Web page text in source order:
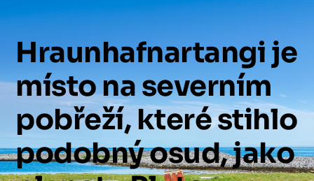
Hraunhafnartangije
místonaseverním
pobřeží,kteréstihlo
podobnýosud,jako